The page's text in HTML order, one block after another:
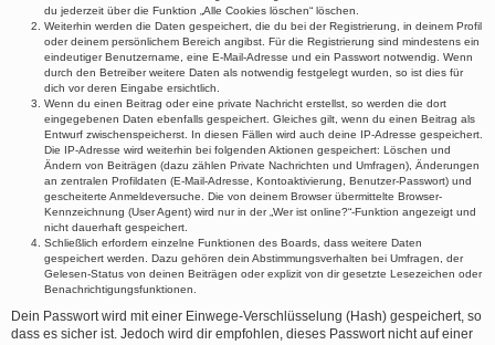
du jederzeit über die Funktion „Alle Cookies löschen“ löschen.
Weiterhin werden die Daten gespeichert, die du bei der Registrierung, in deinem Profil
oder deinem persönlichem Bereich angibst. Für die Registrierung sind mindestens ein
eindeutiger Benutzername, eine E-Mail-Adresse und ein Passwort notwendig. Wenn
durch den Betreiber weitere Daten als notwendig festgelegt wurden, so ist dies für
dich vor deren Eingabe ersichtlich.
Wenn du einen Beitrag oder eine private Nachricht erstellst, so werden die dort
eingegebenen Daten ebenfalls gespeichert. Gleiches gilt, wenn du einen Beitrag als
Entwurf zwischenspeicherst. In diesen Fällen wird auch deine IP-Adresse gespeichert.
Die IP-Adresse wird weiterhin bei folgenden Aktionen gespeichert: Löschen und
Ändern von Beiträgen (dazu zählen Private Nachrichten und Umfragen), Änderungen
an zentralen Profildaten (E-Mail-Adresse, Kontoaktivierung, Benutzer-Passwort) und
gescheiterte Anmeldeversuche. Die von deinem Browser übermittelte Browser-
Kennzeichnung (User Agent) wird nur in der „Wer ist online?“-Funktion angezeigt und
nicht dauerhaft gespeichert.
Schließlich erfordern einzelne Funktionen des Boards, dass weitere Daten
gespeichert werden. Dazu gehören dein Abstimmungsverhalten bei Umfragen, der
Gelesen-Status von deinen Beiträgen oder explizit von dir gesetzte Lesezeichen oder
Benachrichtigungsfunktionen.
Dein Passwort wird mit einer Einwege-Verschlüsselung (Hash) gespeichert, so
dass es sicher ist. Jedoch wird dir empfohlen, dieses Passwort nicht auf einer